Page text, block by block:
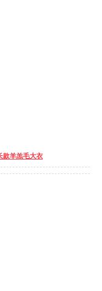
款羊羔毛大衣